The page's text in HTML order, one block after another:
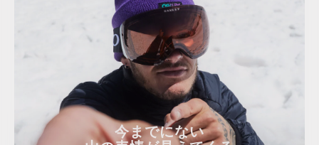
今までにない